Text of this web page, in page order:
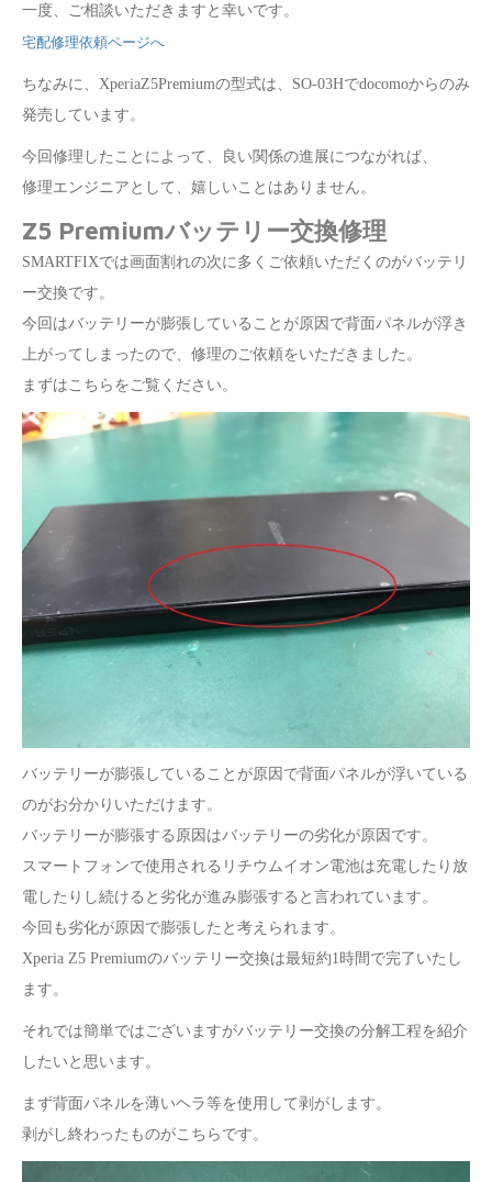
一度、ご相談いただきますと幸いです。
宅配修理依頼ページへ
ちなみに、XperiaZ5Premiumの型式は、SO-03Hでdocomoからのみ
発売しています。
今回修理したことによって、良い関係の進展につながれば、
修理エンジニアとして、嬉しいことはありません。
Z5 Premiumバッテリー交換修理
SMARTFIXでは画面割れの次に多くご依頼いただくのがバッテリ
ー交換です。
今回はバッテリーが膨張していることが原因で背面パネルが浮き
上がってしまったので、修理のご依頼をいただきました。
まずはこちらをご覧ください。
バッテリーが膨張していることが原因で背面パネルが浮いている
のがお分かりいただけます。
バッテリーが膨張する原因はバッテリーの劣化が原因です。
スマートフォンで使用されるリチウムイオン電池は充電したり放
電したりし続けると劣化が進み膨張すると言われています。
今回も劣化が原因で膨張したと考えられます。
Xperia Z5 Premiumのバッテリー交換は最短約1時間で完了いたし
ます。
それでは簡単ではございますがバッテリー交換の分解工程を紹介
したいと思います。
まず背面パネルを薄いヘラ等を使用して剥がします。
剥がし終わったものがこちらです。